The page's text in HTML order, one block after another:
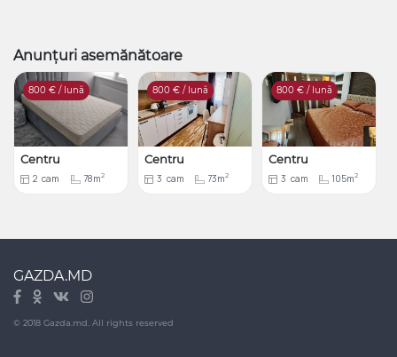
Anunțuri asemănătoare
800 € / lună
Centru
2 cam 78m2
800 € / lună
Centru
3 cam 73m2
800 € / lună
Centru
3 cam 105m2
GAZDA.MD
© 2018 Gazda.md. All rights reserved